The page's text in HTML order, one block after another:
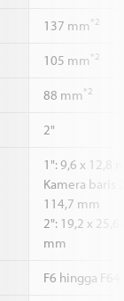
137 mm *2
105 mm *2
88 mm*2
2"
1": 9,6 x 12,8
Kamera baris
114,7 mm
2": 19,2 x
mm
F6 hingga